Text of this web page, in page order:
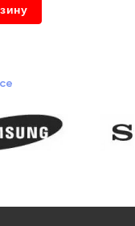
бренды